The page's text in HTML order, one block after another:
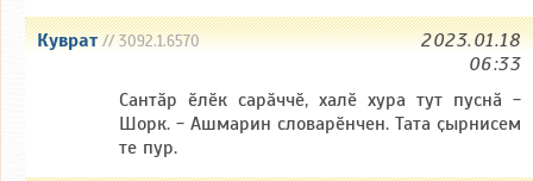
Куврат// 3092.1.6570
2023.01.18
06:33
Сантӑр ӗлӗк сарӑччӗ, халӗ хура тут пуснӑ -
Шорк. - Ашмарин словарӗнчен. Тата ҫырнисем
те пур.